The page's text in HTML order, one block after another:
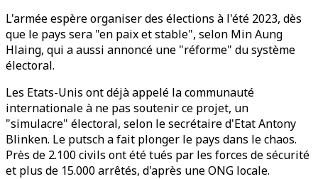
L'armée espère organiser des élections à l'été 2023, dès
que le pays sera "en paix et stable", selon Min Aung
Hlaing, qui a aussi annoncé une "réforme" du système
électoral.
Les Etats-Unis ont déjà appelé la communauté
internationale à ne pas soutenir ce projet, un
"simulacre" électoral, selon le secrétaire d'Etat Antony
Blinken. Le putsch a fait plonger le pays dans le chaos.
Près de 2.100 civils ont été tués par les forces de sécurité
et plus de 15.000 arrêtés, d'après une ONG locale.